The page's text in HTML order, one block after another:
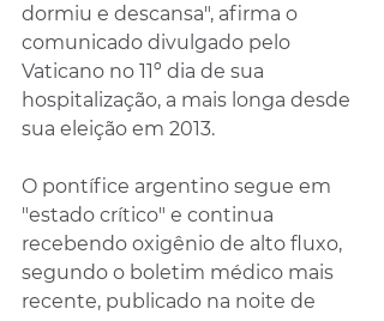
dormiu e descansa", afirma o
comunicado divulgado pelo
Vaticano no 11º dia de sua
hospitalização, a mais longa desde
sua eleição em 2013.
O pontífice argentino segue em
"estado crítico" e continua
recebendo oxigênio de alto fluxo,
segundo o boletim médico mais
recente, publicado na noite de